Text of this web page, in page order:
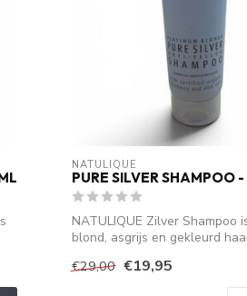
NATULIQUE
PURE SILVER SHAMPOO
NATULIQUE Zilver Shampoo
blond, asgrijs en gekleurd
€29,00 €19,95